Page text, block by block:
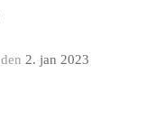
den 2. jan 2023